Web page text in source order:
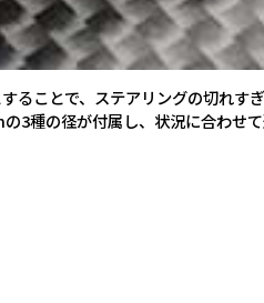
ることで、ステアリングの切れ
種の径が付属し、状況に合わせて